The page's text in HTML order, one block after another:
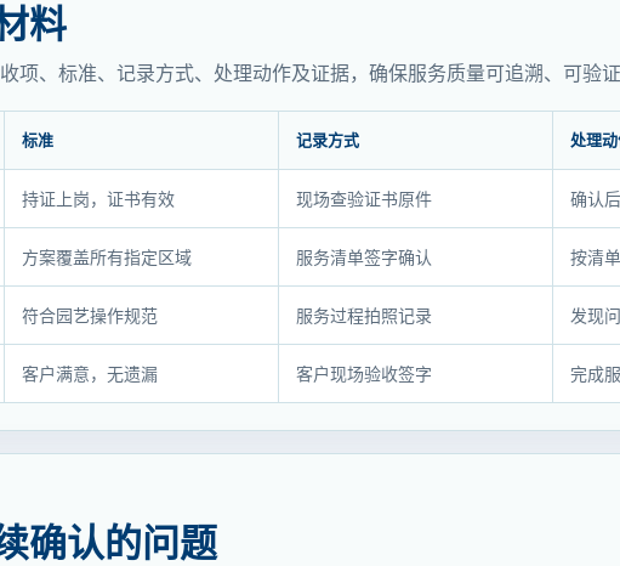
料
项、标准、记录方式、处理动作及证据，确保服务质量可追溯、可验证
标准 记录方式 处理
持证上岗，证书有效 现场查验证书原件 确认
方案覆盖所有指定区域 服务清单签字确认 按清
符合园艺操作规范 服务过程拍照记录 发现
客户满意，无遗漏 客户现场验收签字 完成
确认的问题